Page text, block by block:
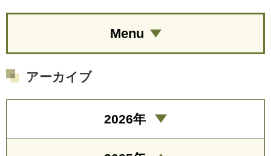
Menu
アーカイブ
2026年